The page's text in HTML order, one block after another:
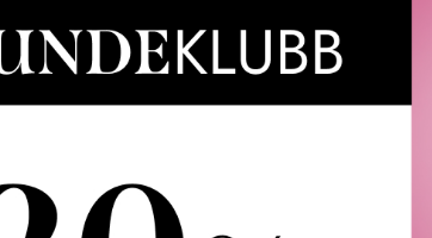
Vanilla Bliss er en deilig amberaktig gourmand-
inspirert av det italienske mottoet Dolce